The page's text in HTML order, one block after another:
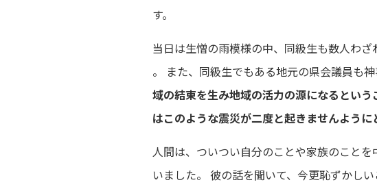
す。
当日は生憎の雨模様の中、同級生も数人わ
。 また、同級生でもある地元の県会議員も
域の結束を生み地域の活力の源になるとい
はこのような震災が二度と起きませんように
人間は、ついつい自分のことや家族のこと
いました。 彼の話を聞いて、今更恥ずかし